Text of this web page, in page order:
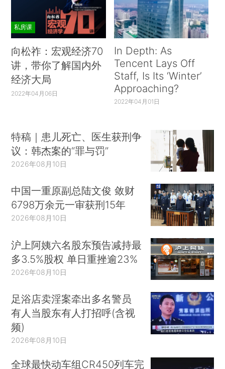
私房课
向松祚：宏观经济70
讲，带你了解国内外
经济大局
2022年04月06日
In Depth: As
Tencent Lays Off
Staff, Is Its ‘Winter’
Approaching?
2022年04月01日
特稿｜患儿死亡、医生获刑争
议：韩杰案的“罪与罚”
2026年08月10日
中国一重原副总陆文俊 敛财
6798万余元一审获刑15年
2026年08月10日
沪上阿姨六名股东预告减持最
多3.5%股权 单日重挫逾23%
2026年08月10日
足浴店卖淫案牵出多名警员
有人当股东有人打招呼(含视
频)
2026年08月10日
全球最快动车组CR450列车完